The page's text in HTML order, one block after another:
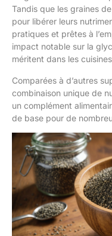
Tandis que les graines
pour libérer leurs
pratiques et prêtes à
impact notable sur la
méritent dans les
Comparées à d’autres
combinaison unique de
un complément
de base pour de